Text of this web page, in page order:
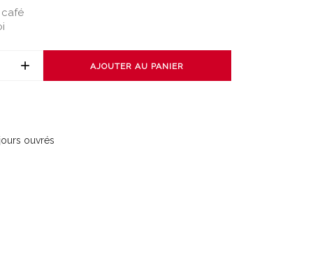
café
AJOUTER AU PANIER
ouvrés